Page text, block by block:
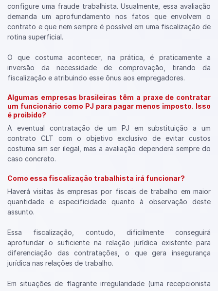
configure uma fraude trabalhista. Usualmente, essa avaliação
demanda um aprofundamento nos fatos que envolvem o
contrato e que nem sempre é possível em uma fiscalização de
rotina superficial.
O que costuma acontecer, na prática, é praticamente a
inversão da necessidade de comprovação, tirando da
fiscalização e atribuindo esse ônus aos empregadores.
Algumas empresas brasileiras têm a praxe de contratar
um funcionário como PJ para pagar menos imposto. Isso
é proibido?
A eventual contratação de um PJ em substituição a um
contrato CLT com o objetivo exclusivo de evitar custos
costuma sim ser ilegal, mas a avaliação dependerá sempre do
caso concreto.
Como essa fiscalização trabalhista irá funcionar?
Haverá visitas às empresas por fiscais de trabalho em maior
quantidade e especificidade quanto à observação deste
assunto.
Essa fiscalização, contudo, dificilmente conseguirá
aprofundar o suficiente na relação jurídica existente para
diferenciação das contratações, o que gera insegurança
jurídica nas relações de trabalho.
Em situações de flagrante irregularidade (uma recepcionista